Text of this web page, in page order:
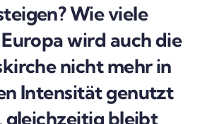
Wie viele
wird auch die
nicht mehr in
Intensität genutzt
gleichzeitig bleibt